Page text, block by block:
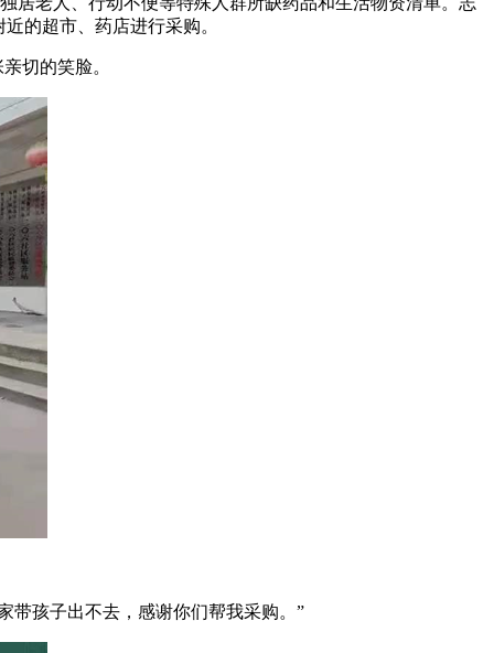
的超市、药店进行采购。
切的笑脸。
带孩子出不去，感谢你们帮我采购。”